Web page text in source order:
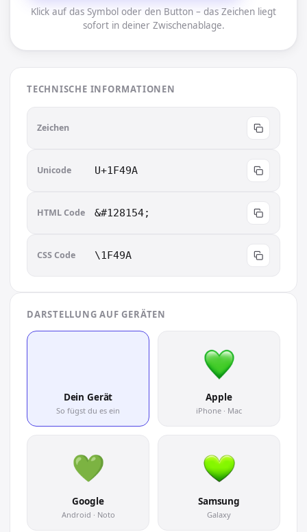
Klick auf das Symbol oder den Button – das Zeichen liegt
sofort in deiner Zwischenablage.
TECHNISCHE INFORMATIONEN
Zeichen
Unicode U+1F49A
HTML Code &#128154;
CSS Code \1F49A
DARSTELLUNG AUF GERÄTEN
Dein Gerät
So fügst du es ein
Apple
iPhone · Mac
Google
Android · Noto
Samsung
Galaxy